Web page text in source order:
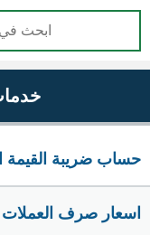
حساب ضريبة القيمة
اسعار صرف العملات